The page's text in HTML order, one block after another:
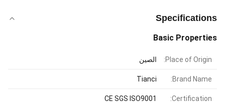
Specifications
Basic Properties
Place of Origin: الصين
Brand Name:
Tianci
Certification:
CE SGS ISO9001